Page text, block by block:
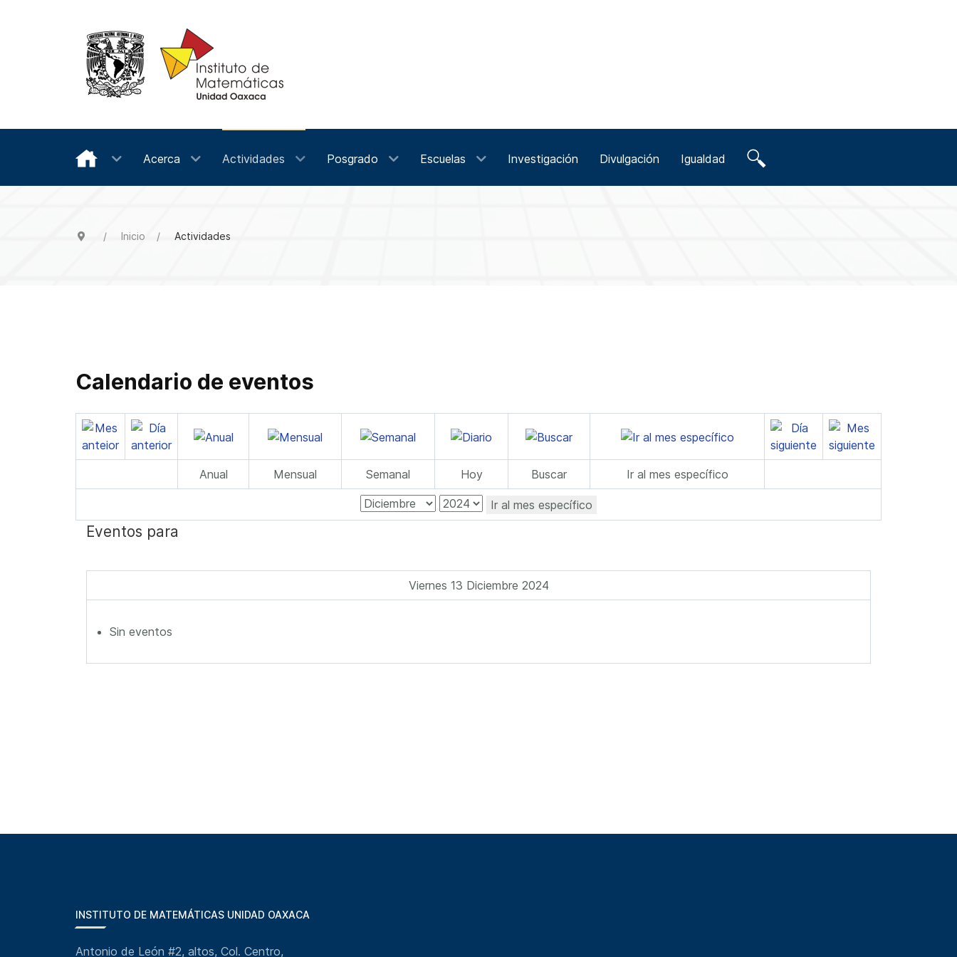
Acerca Actividades Posgrado Escuelas Investigación Divulgación Igualdad
Inicio Actividades
Calendario de eventos
Anual Mensual Semanal Hoy Buscar Ir al mes específico
Ir al mes específico
Eventos para
Viernes 13 Diciembre 2024
Sin eventos
INSTITUTO DE MATEMÁTICAS UNIDAD OAXACA
Antonio de León #2, altos, Col. Centro,